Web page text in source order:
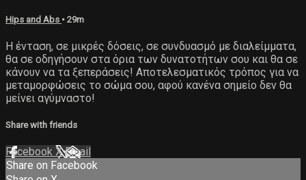
Hips and Abs • 29m
Η ένταση, σε μικρές δόσεις, σε συνδυασμό με διαλείμματα,
θα σε οδηγήσουν στα όρια των δυνατοτήτων σου και θα σε
κάνουν να τα ξεπεράσεις! Αποτελεσματικός τρόπος για να
μεταμορφώσεις το σώμα σου, αφού κανένα σημείο δεν θα
μείνει αγύμναστο!
Share with friends
Facebook XEmail
Share on Facebook